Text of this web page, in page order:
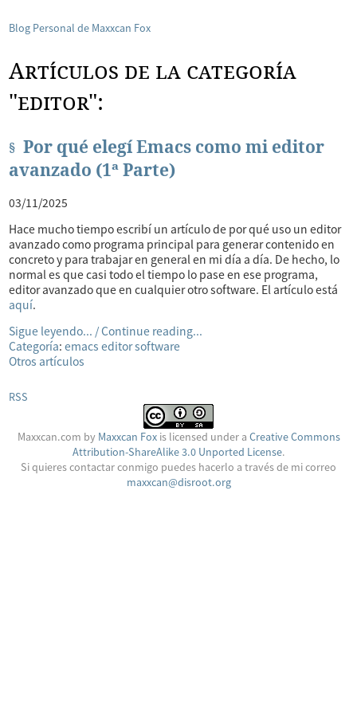
Blog Personal de Maxxcan Fox
Artículos de la categoría
"editor":
Por qué elegí Emacs como mi editor
avanzado (1ª Parte)
03/11/2025
Hace mucho tiempo escribí un artículo de por qué uso un editor
avanzado como programa principal para generar contenido en
concreto y para trabajar en general en mi día a día. De hecho, lo
normal es que casi todo el tiempo lo pase en ese programa,
editor avanzado que en cualquier otro software. El artículo está
aquí.
Sigue leyendo... / Continue reading...
Categoría:emacs editorsoftware
Otros artículos
RSS
Maxxcan.com by Maxxcan Foxis licensed under a Creative Commons
Attribution-ShareAlike 3.0 Unported License.
Si quieres contactar conmigo puedes hacerlo a través de mi correo
maxxcan@disroot.org